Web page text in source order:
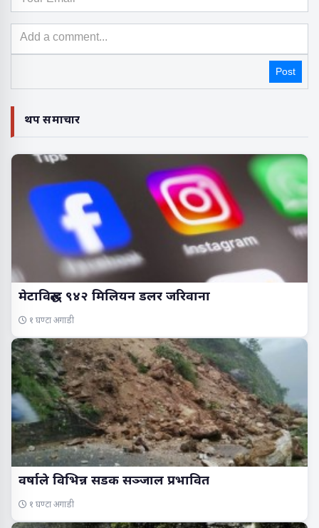
Post
थप समाचार
मेटाविरुद्ध ९४२ मिलियन डलर जरिवाना
१ घण्टा अगाडी
वर्षाले विभिन्न सडक सञ्जाल प्रभावित
१ घण्टा अगाडी